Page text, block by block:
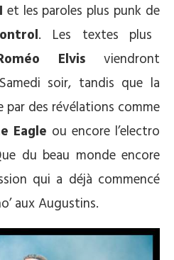
et les paroles plus punk de
. Les textes plus
Elvisviendront
soir, tandis que la
par des révélations comme
Eagle ou encore l’electro
du beau monde encore
qui a déjà commencé
aux Augustins.